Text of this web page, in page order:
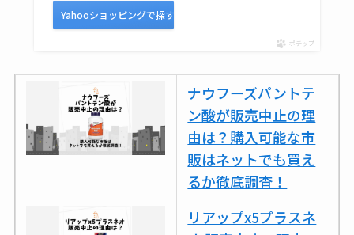
キーピング販売終了
ない？売ってる場所
は？代わりの代用品
も調査
クランベリージュー
スはコンビニで売っ
てる？薬局やイオン
Yahooショッピングで探す
ポチップ
ナウフーズパントテ
ン酸が販売中止の理
由は？購入可能な市
販はネットでも買え
るか徹底調査！
リアップx5プラスネ